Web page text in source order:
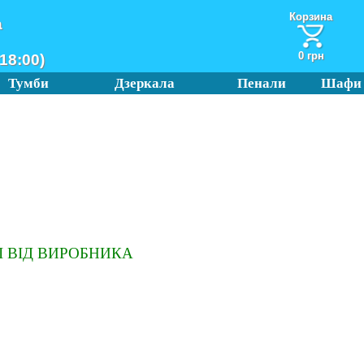
Корзина
0 грн
Тумби Дзеркала Пенали Шафи
ВІД ВИРОБНИКА